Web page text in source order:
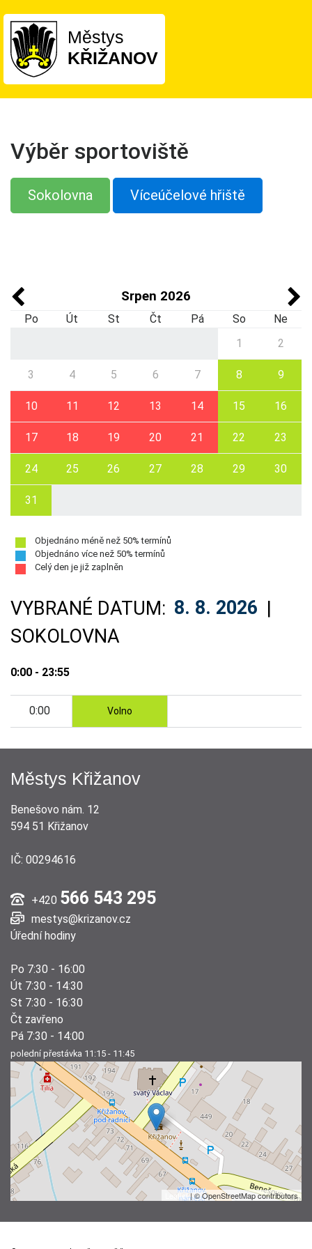
Městys
KŘIŽANOV
Výběr sportoviště
Sokolovna Víceúčelové hřiště
Srpen 2026
Po Út St Čt Pá So
Ne
1
2
3 4 5 6 7 8 9
10 11 12 13 14 15 16
17 18 19 20 21 22 23
24 25 26 27 28 29 30
31
Objednáno méně než 50% termínů
Objednáno více než 50% termínů
Celý den je již zaplněn
VYBRANÉ DATUM: 8. 8. 2026 |
SOKOLOVNA
0:00 - 23:55
0:00 Volno
Městys Křižanov
Benešovo nám. 12
594 51 Křižanov
IČ: 00294616
+420 566 543 295
mestys@krizanov.cz
Úřední hodiny
Po 7:30 - 16:00
Út 7:30 - 14:30
St 7:30 - 16:30
Čt zavřeno
Pá 7:30 - 14:00
polední přestávka 11:15 - 11:45
Leaflet| © OpenStreetMap contributors